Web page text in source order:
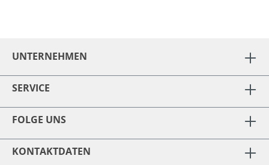
UNTERNEHMEN
SERVICE
FOLGE UNS
KONTAKTDATEN